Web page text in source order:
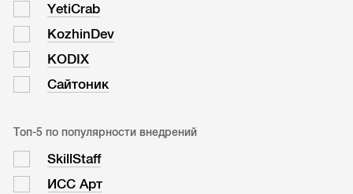
YetiCrab
KozhinDev
KODIX
Сайтоник
Топ-5 по популярности внедрений
SkillStaff
ИСС Арт